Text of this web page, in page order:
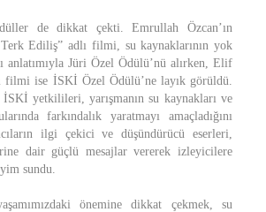
de dikkat çekti. Emrullah Özcan’ın
Ediliş” adlı filmi, su kaynaklarının yok
anlatımıyla Jüri Özel Ödülü’nü alırken, Elif
filmi ise İSKİ Özel Ödülü’ne layık görüldü.
yetkilileri, yarışmanın su kaynakları ve
farkındalık yaratmayı amaçladığını
ilgi çekici ve düşündürücü eserleri,
dair güçlü mesajlar vererek izleyicilere
sundu.
önemine dikkat çekmek, su